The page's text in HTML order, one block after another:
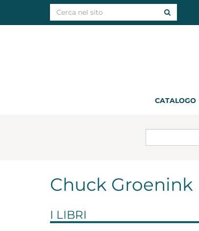
CATALOGO
Chuck Groenink
I LIBRI